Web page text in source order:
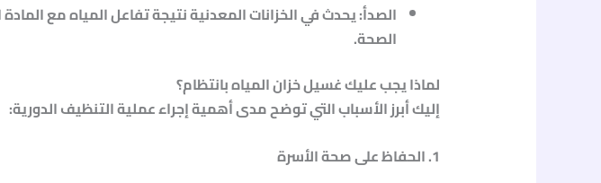
الصدأ: يحدث في الخزانات المعدنية نتيجة تفاعل المياه مع
الصحة.
لماذا يجب عليك غسيل خزان المياه بانتظام؟
إليك أبرز الأسباب التي توضح مدى أهمية إجراء عملية التنظيف الدورية:
1. الحفاظ على صحة الأسرة